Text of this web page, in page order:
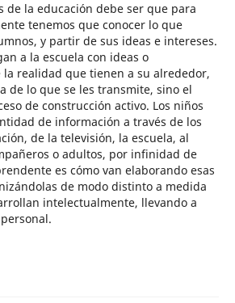
de la educación debe ser que para
tenemos que conocer lo que
y partir de sus ideas e intereses.
a la escuela con ideas o
la realidad que tienen a su alrededor,
de lo que se les transmite, sino el
de construcción activo. Los niños
de información a través de los
de la televisión, la escuela, al
o adultos, por infinidad de
es cómo van elaborando esas
de modo distinto a medida
intelectualmente, llevando a